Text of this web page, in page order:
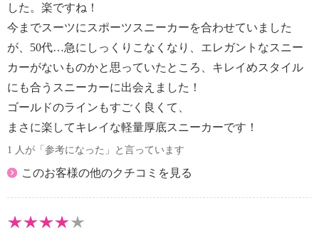
した。楽ですね！
今までスーツにスポーツスニーカーを合わせていました
が、50代…急にしっくりこなくなり、エレガントなスニー
カーがないものかと思っていたところ、キレイめスタイル
にも合うスニーカーに出会えました！
ゴールドのラインもすごく良くて、
まさに楽してキレイな軽量厚底スニーカーです！
1 人が「参考になった」と言っています
このお客様の他のクチコミを見る